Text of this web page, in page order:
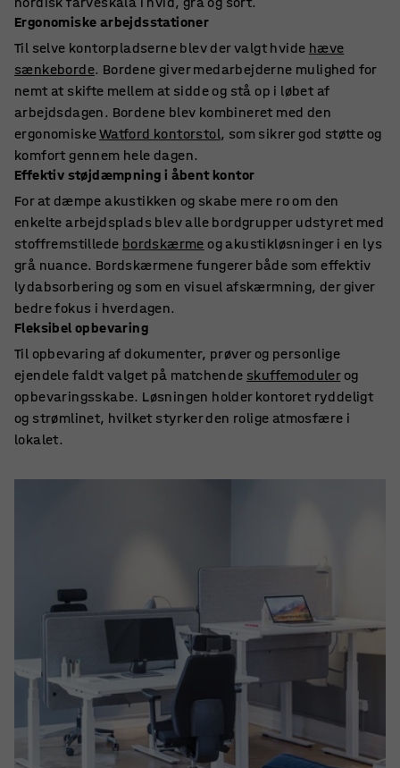
Ergonomiske arbejdsstationer
Til selve kontorpladserne blev der valgt hvide hæve
sænkeborde. Bordene giver medarbejderne mulighed for
nemt at skifte mellem at sidde og stå op i løbet af
arbejdsdagen. Bordene blev kombineret med den
ergonomiskeWatford kontorstol, som sikrer god støtte og
komfort gennem hele dagen.
Effektiv støjdæmpning i åbent kontor
For at dæmpe akustikken og skabe mere ro om den
enkelte arbejdsplads blev alle bordgrupper udstyret med
stoffremstillede bordskærme og akustikløsninger i en lys
grå nuance. Bordskærmene fungerer både som effektiv
lydabsorbering og som en visuel afskærmning, der giver
bedre fokus i hverdagen.
Fleksibel opbevaring
Til opbevaring af dokumenter, prøver og personlige
ejendele faldt valget på matchende skuffemodulerog
opbevaringsskabe. Løsningen holder kontoret ryddeligt
og strømlinet, hvilket styrker den rolige atmosfære i
lokalet.